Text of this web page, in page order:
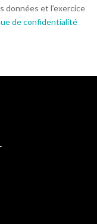
données et l’exercice
de confidentialité